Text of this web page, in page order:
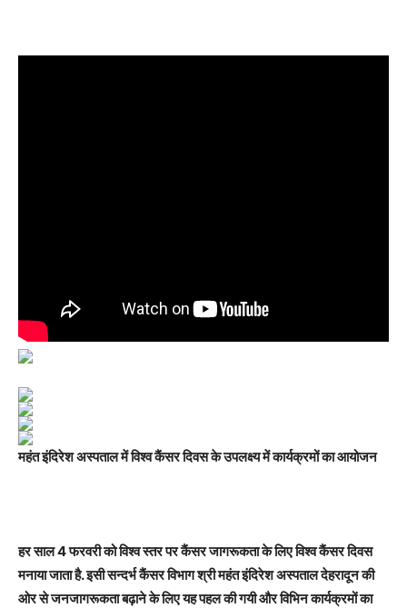
महंत इंदिरेश अस्पताल में विश्व कैंसर दिवस के उपलक्ष्य में कार्यक्रमों का आयोजन
हर साल 4 फरवरी को विश्व स्तर पर कैंसर जागरूकता के लिए विश्व कैंसर दिवस
मनाया जाता है. इसी सन्दर्भ कैंसर विभाग श्री महंत इंदिरेश अस्पताल देहरादून की
ओर से जनजागरूकता बढ़ाने के लिए यह पहल की गयी और विभिन कार्यक्रमों का